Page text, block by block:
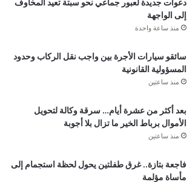
دعوات جديدة لعبور جماعي نحو سبتة تعيد المخاوف
إلى الواجهة
منذ ساعة واحدة
سائقو سيارات الأجرة بين واجب نقل الركاب وحدود
المسؤولية القانونية
منذ ساعتين
بعد أكثر من عشرة أيام… سرقة وكالة لتحويل
الأموال برباط الخير ما تزال بلا أجوبة
منذ ساعتين
فاجعة بتازة.. غرق طفلتين يحول لحظة استجمام إلى
مأساة مؤلمة